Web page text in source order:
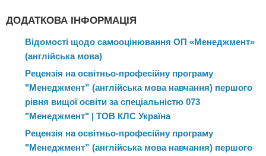
ДОДАТКОВА ІНФОРМАЦІЯ
Відомості щодо самооцінювання ОП «Менеджмент»
(англійська мова)
Рецензія на освітньо-професійну програму
"Менеджмент” (англійська мова навчання) першого
рівня вищої освіти за спеціальністю 073
"Менеджмент" | ТОВ КЛС Україна
Рецензія на освітньо-професійну програму
"Менеджмент” (англійська мова навчання) першого